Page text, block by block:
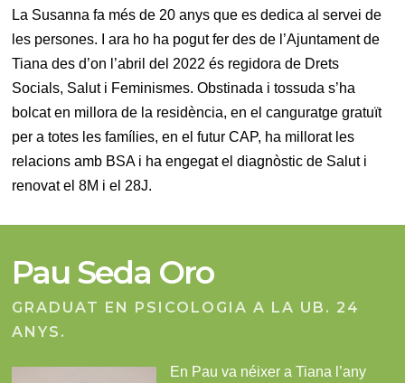
La Susanna fa més de 20 anys que es dedica al servei de
les persones. I ara ho ha pogut fer des de l’Ajuntament de
Tiana des d’on l’abril del 2022 és regidora de Drets
Socials, Salut i Feminismes. Obstinada i tossuda s’ha
bolcat en millora de la residència, en el canguratge gratuït
per a totes les famílies, en el futur CAP, ha millorat les
relacions amb BSA i ha engegat el diagnòstic de Salut i
renovat el 8M i el 28J.
Pau Seda Oro
GRADUAT EN PSICOLOGIA A LA UB. 24
ANYS.
En Pau va néixer a Tiana l’any